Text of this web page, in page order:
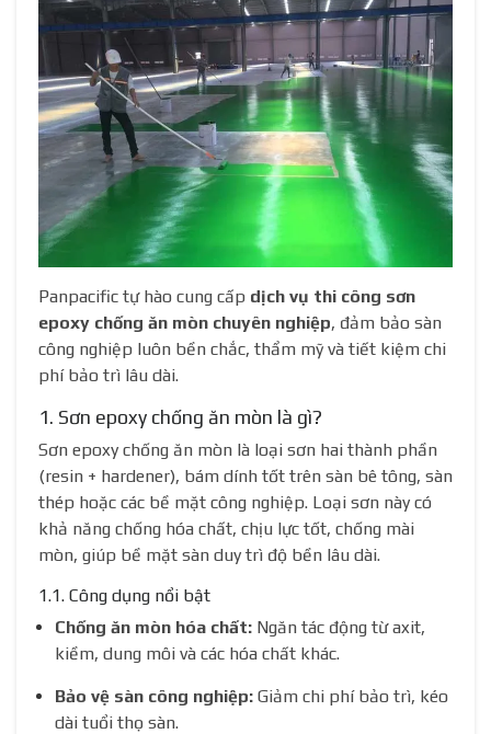
Panpacific tự hào cung cấp dịch vụ thi công sơn
epoxy chống ăn mòn chuyên nghiệp, đảm bảo sàn
công nghiệp luôn bền chắc, thẩm mỹ và tiết kiệm chi
phí bảo trì lâu dài.
1. Sơn epoxy chống ăn mòn là gì?
Sơn epoxy chống ăn mòn là loại sơn hai thành phần
(resin + hardener), bám dính tốt trên sàn bê tông, sàn
thép hoặc các bề mặt công nghiệp. Loại sơn này có
khả năng chống hóa chất, chịu lực tốt, chống mài
mòn, giúp bề mặt sàn duy trì độ bền lâu dài.
1.1. Công dụng nổi bật
Chống ăn mòn hóa chất: Ngăn tác động từ axit,
kiềm, dung môi và các hóa chất khác.
Bảo vệ sàn công nghiệp: Giảm chi phí bảo trì, kéo
dài tuổi thọ sàn.